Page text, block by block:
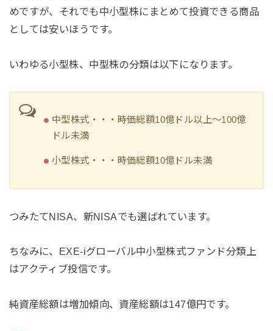
めですが、それでも中小型株にまとめて投資できる商品
としては安いほうです。
いわゆる小型株、中型株の分類は以下になります。
中型株式・・・時価総額10億ドル以上～100億
ドル未満
小型株式・・・時価総額10億ドル未満
つみたてNISA、新NISAでも選ばれています。
ちなみに、EXE-iグローバル中小型株式ファンド分類上
はアクティブ投信です。
純資産総額は増加傾向、資産総額は147億円です。